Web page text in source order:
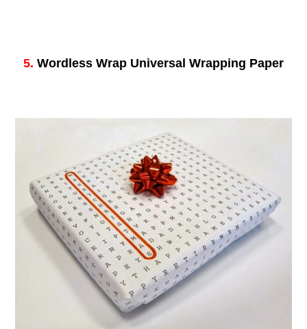
5. Wordless Wrap Universal Wrapping Paper